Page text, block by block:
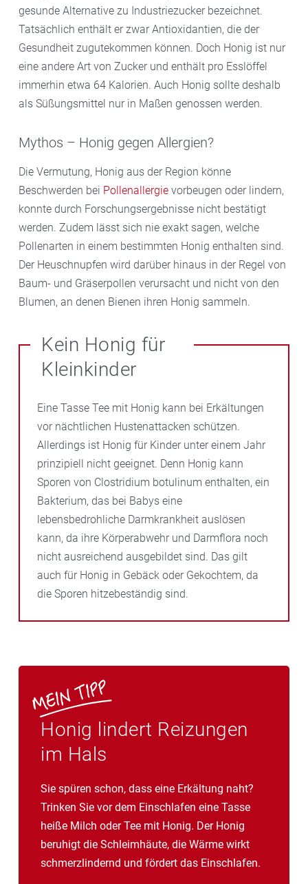
gesunde Alternative zu Industriezucker bezeichnet.
Tatsächlich enthält er zwar Antioxidantien, die der
Gesundheit zugutekommen können. Doch Honig ist nur
eine andere Art von Zucker und enthält pro Esslöffel
immerhin etwa 64 Kalorien. Auch Honig sollte deshalb
als Süßungsmittel nur in Maßen genossen werden.
Mythos – Honig gegen Allergien?
Die Vermutung, Honig aus der Region könne
Beschwerden bei Pollenallergie vorbeugen oder lindern,
konnte durch Forschungsergebnisse nicht bestätigt
werden. Zudem lässt sich nie exakt sagen, welche
Pollenarten in einem bestimmten Honig enthalten sind.
Der Heuschnupfen wird darüber hinaus in der Regel von
Baum- und Gräserpollen verursacht und nicht von den
Blumen, an denen Bienen ihren Honig sammeln.
Kein Honig für
Kleinkinder
Eine Tasse Tee mit Honig kann bei Erkältungen
vor nächtlichen Hustenattacken schützen.
Allerdings ist Honig für Kinder unter einem Jahr
prinzipiell nicht geeignet. Denn Honig kann
Sporen von Clostridium botulinum enthalten, ein
Bakterium, das bei Babys eine
lebensbedrohliche Darmkrankheit auslösen
kann, da ihre Körperabwehr und Darmflora noch
nicht ausreichend ausgebildet sind. Das gilt
auch für Honig in Gebäck oder Gekochtem, da
die Sporen hitzebeständig sind.
Honig lindert Reizungen
im Hals
Sie spüren schon, dass eine Erkältung naht?
Trinken Sie vor dem Einschlafen eine Tasse
heiße Milch oder Tee mit Honig. Der Honig
beruhigt die Schleimhäute, die Wärme wirkt
schmerzlindernd und fördert das Einschlafen.